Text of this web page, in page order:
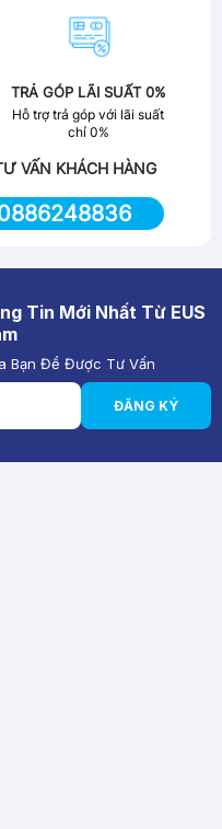
TRẢ GÓP LÃI SUẤT 0%
Hỗ trợ trả góp với lãi suất
chỉ 0%
VẤN KHÁCH HÀNG
Tin Mới Nhất Từ EUS
Bạn Để Được Tư Vấn
ĐĂNG KÝ